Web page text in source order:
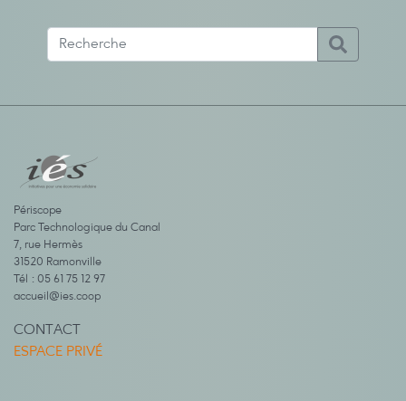
Périscope
Parc Technologique du Canal
7, rue Hermès
31520 Ramonville
Tél : 05 61 75 12 97
accueil@ies.coop
CONTACT
ESPACE PRIVÉ